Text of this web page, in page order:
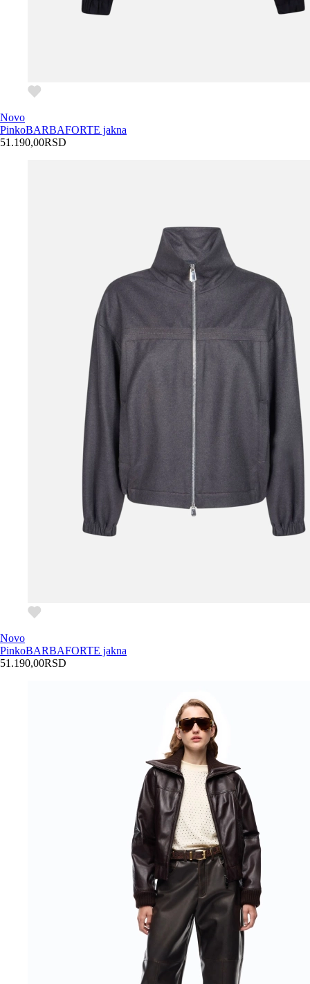
Novo
PinkoBARBAFORTE jakna
51.190,00RSD
Novo
PinkoBARBAFORTE jakna
51.190,00RSD